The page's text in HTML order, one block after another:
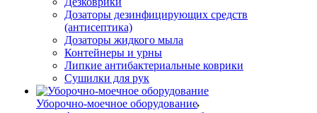
Дозаторы дезинфицирующих средств
(антисептика)
Дозаторы жидкого мыла
Контейнеры и урны
Липкие антибактериальные коврики
Сушилки для рук
Уборочно-моечное оборудование